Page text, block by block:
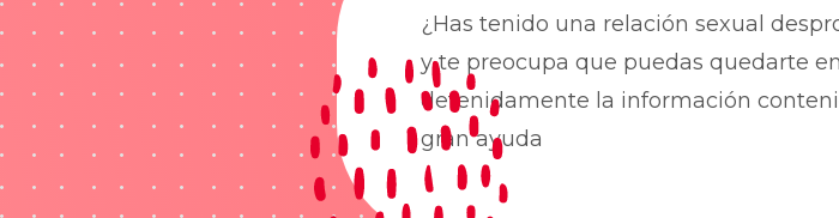
¿Has tenido una relación sexual
y te preocupa que puedas quedarte
detenidamente la información
gran ayuda